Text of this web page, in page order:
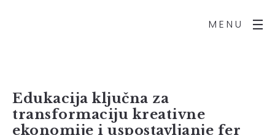
MENU
Edukacija ključna za
transformaciju kreativne
ekonomije i uspostavljanje fer